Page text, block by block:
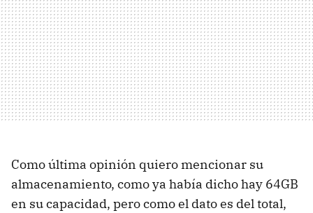
Como última opinión quiero mencionar su
almacenamiento, como ya había dicho hay 64GB
en su capacidad, pero como el dato es del total,